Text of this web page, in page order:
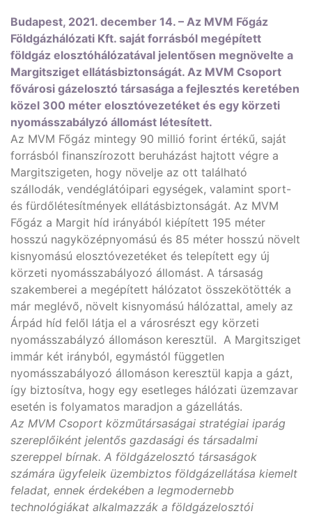
Budapest, 2021. december 14. – Az MVM Főgáz
Földgázhálózati Kft. saját forrásból megépített
földgáz elosztóhálózatával jelentősen megnövelte a
Margitsziget ellátásbiztonságát. Az MVM Csoport
fővárosi gázelosztó társasága a fejlesztés keretében
közel 300 méter elosztóvezetéket és egy körzeti
nyomásszabályzó állomást létesített.
Az MVM Főgáz mintegy 90 millió forint értékű, saját
forrásból finanszírozott beruházást hajtott végre a
Margitszigeten, hogy növelje az ott található
szállodák, vendéglátóipari egységek, valamint sport-
és fürdőlétesítmények ellátásbiztonságát. Az MVM
Főgáz a Margit híd irányából kiépített 195 méter
hosszú nagyközépnyomású és 85 méter hosszú növelt
kisnyomású elosztóvezetéket és telepített egy új
körzeti nyomásszabályozó állomást. A társaság
szakemberei a megépített hálózatot összekötötték a
már meglévő, növelt kisnyomású hálózattal, amely az
Árpád híd felől látja el a városrészt egy körzeti
nyomásszabályzó állomáson keresztül. A Margitsziget
immár két irányból, egymástól független
nyomásszabályozó állomáson keresztül kapja a gázt,
így biztosítva, hogy egy esetleges hálózati üzemzavar
esetén is folyamatos maradjon a gázellátás.
Az MVM Csoport közműtársaságai stratégiai iparág
szereplőiként jelentős gazdasági és társadalmi
szereppel bírnak. A földgázelosztó társaságok
számára ügyfeleik üzembiztos földgázellátása kiemelt
feladat, ennek érdekében a legmodernebb
technológiákat alkalmazzák a földgázelosztói